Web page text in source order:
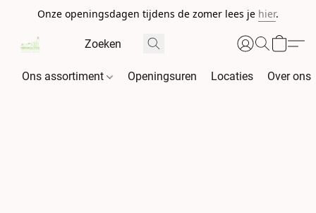
Onze openingsdagen tijdens de zomer lees je hier.
Ons assortiment Openingsuren Locaties Over ons